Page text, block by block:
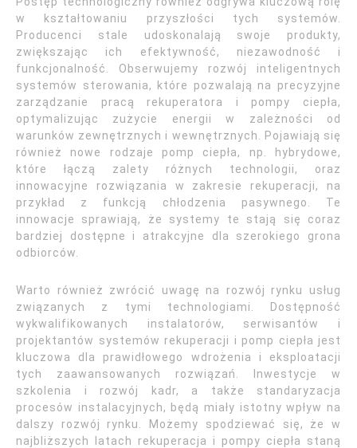
w kształtowaniu przyszłości tych systemów.
Producenci stale udoskonalają swoje produkty,
zwiększając ich efektywność, niezawodność i
funkcjonalność. Obserwujemy rozwój inteligentnych
systemów sterowania, które pozwalają na precyzyjne
zarządzanie pracą rekuperatora i pompy ciepła,
optymalizując zużycie energii w zależności od
warunków zewnętrznych i wewnętrznych. Pojawiają się
również nowe rodzaje pomp ciepła, np. hybrydowe,
które łączą zalety różnych technologii, oraz
innowacyjne rozwiązania w zakresie rekuperacji, na
przykład z funkcją chłodzenia pasywnego. Te
innowacje sprawiają, że systemy te stają się coraz
bardziej dostępne i atrakcyjne dla szerokiego grona
odbiorców.
Warto również zwrócić uwagę na rozwój rynku usług
związanych z tymi technologiami. Dostępność
wykwalifikowanych instalatorów, serwisantów i
projektantów systemów rekuperacji i pomp ciepła jest
kluczowa dla prawidłowego wdrożenia i eksploatacji
tych zaawansowanych rozwiązań. Inwestycje w
szkolenia i rozwój kadr, a także standaryzacja
procesów instalacyjnych, będą miały istotny wpływ na
dalszy rozwój rynku. Możemy spodziewać się, że w
najbliższych latach rekuperacja i pompy ciepła staną